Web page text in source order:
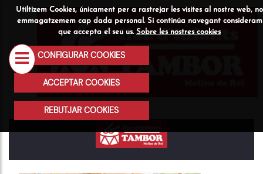
Utiltizem Cookies, únicament per a rastrejar les visites al nostre web, no
emmagatzemem cap dada personal. Si continúa navegant consideram
que accepta el seu us. Sobre les nostres cookies
CONFIGURAR COOKIES
ACCEPTAR COOKIES
REBUTJAR COOKIES
Qui
Serveis Activitats
BLOG